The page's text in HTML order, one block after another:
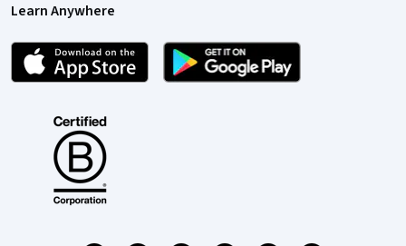
Learn Anywhere